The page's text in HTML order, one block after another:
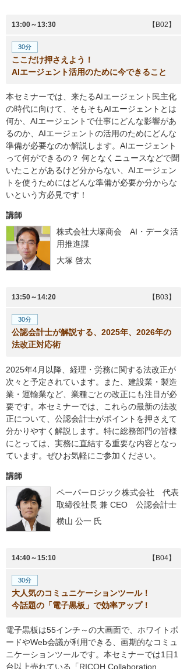
13:00～13:30 【B02】
30分
ここだけ押さえよう！
AIエージェント活用のために今できること
本セミナーでは、来たるAIエージェント民主化
の時代に向けて、そもそもAIエージェントとは
何か、AIエージェントで仕事にどんな影響があ
るのか、AIエージェントの活用のためにどんな
準備が必要なのか解説します。AIエージェント
って何ができるの？ 何となくニュースなどで聞
いたことがあるけど分からない、AIエージェン
トを使うためにはどんな準備が必要か分からな
いという方必見です！
講師
株式会社大塚商会 AI・データ活
用推進課
大塚 啓太
13:50～14:20 【B03】
30分
公認会計士が解説する、2025年、2026年の
法改正対応術
2025年4月以降、経理・労務に関する法改正が
次々と予定されています。また、建設業・製造
業・運輸業など、業種ごとの改正にも注目が必
要です。本セミナーでは、これらの最新の法改
正について、公認会計士がポイントを押さえて
分かりやすく解説します。特に総務部門の皆様
にとっては、実務に直結する重要な内容となっ
ています。ぜひお気軽にご参加ください。
講師
ペーパーロジック株式会社
代表
取締役社長 兼 CEO 公認会計士
横山 公一 氏
14:40～15:10 【B04】
30分
大人気のコミュニケーションツール！
今話題の「電子黒板」で効率アップ！
電子黒板は55インチ～の大画面で、ホワイトボ
ードやWeb会議が利用できる、画期的なコミュ
ニケーションツールです。本セミナーでは1日1
台以上売れている「RICOH Collaboration